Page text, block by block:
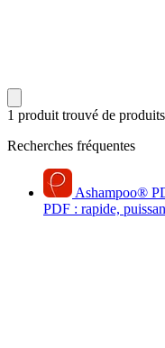
1 produit trouvé de
Recherches fréquentes
Ashampoo®
PDF : rapide,